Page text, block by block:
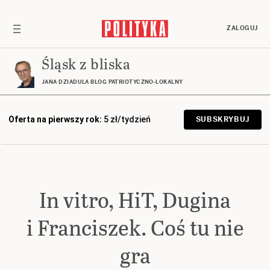
ZALOGUJ
Śląsk z bliska
JANA DZIADULA BLOG PATRIOTYCZNO-LOKALNY
Oferta na pierwszy rok: 5 zł/tydzień SUBSKRYBUJ
In vitro, HiT, Dugina
i Franciszek. Coś tu nie
gra